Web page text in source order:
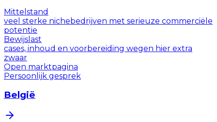
Mittelstand
veel sterke nichebedrijven met serieuze commerciële
potentie
Bewijslast
cases, inhoud en voorbereiding wegen hier extra
zwaar
Open marktpagina
Persoonlijk gesprek
België